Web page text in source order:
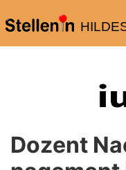
Dozent